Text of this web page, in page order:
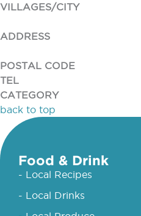
VILLAGES/CITY
ADDRESS
POSTAL CODE
TEL
CATEGORY
back to top
Food & Drink
- Local Recipes
- Local Drinks